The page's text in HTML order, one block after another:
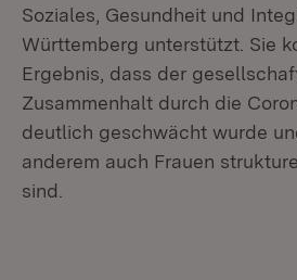
Soziales, Gesundheit und
Württemberg unterstützt. Sie
Ergebnis, dass der
Zusammenhalt durch die
deutlich geschwächt wurde
anderem auch Frauen
sind.